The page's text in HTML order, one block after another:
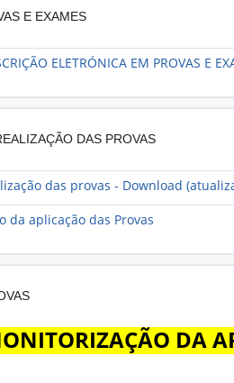
E EXAMES
ELETRÓNICA EM PROVAS E
DAS PROVAS
das provas - Download
da aplicação das Provas
DA